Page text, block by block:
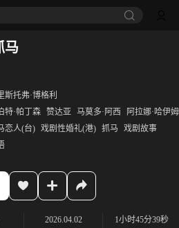
马
斯托弗·博格利
特·帕丁森 赞达亚 马莫多·阿西
阿拉娜·哈伊姆
恋人(台) 戏剧性婚礼(港) 抓马
戏剧故事
2026.04.02
1小时45分39秒